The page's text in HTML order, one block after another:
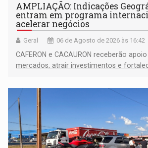
AMPLIAÇÃO: Indicações
entram em programa
acelerar negócios
Geral 06 de Agosto de 2026 às 16:42
CAFERON e CACAURON receberão
mercados, atrair investimentos e